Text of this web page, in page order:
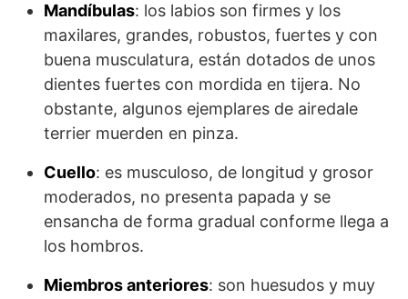
Mandíbulas: los labios son firmes y los
maxilares, grandes, robustos, fuertes y con
buena musculatura, están dotados de unos
dientes fuertes con mordida en tijera. No
obstante, algunos ejemplares de airedale
terrier muerden en pinza.
Cuello: es musculoso, de longitud y grosor
moderados, no presenta papada y se
ensancha de forma gradual conforme llega a
los hombros.
Miembros anteriores: son huesudos y muy